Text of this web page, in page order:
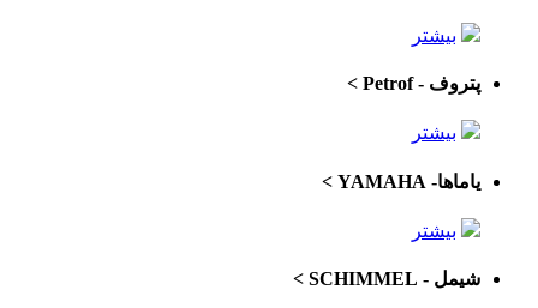
بیشتر
پتروف - Petrof >
بیشتر
یاماها- YAMAHA >
بیشتر
شیمل - SCHIMMEL >